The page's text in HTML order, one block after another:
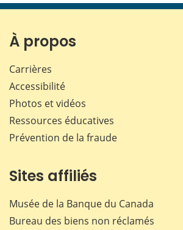
page
À propos
Carrières
Accessibilité
Photos et vidéos
Ressources éducatives
Prévention de la fraude
Sites affiliés
Musée de la Banque du Canada
Bureau des biens non réclamés